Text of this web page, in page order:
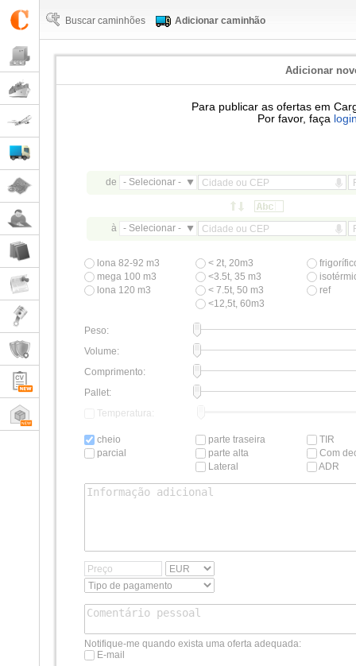
Buscar caminhões Adicionar caminhão
Adicionar
Para publicar as ofertas em
Por favor, faça
de - Selecionar -
à - Selecionar -
lona 82-92 m3
mega 100 m3
lona 120 m3
< 2t, 20m3
<3.5t, 35 m3
< 7.5t, 50 m3
<12,5t, 60m3
ref
Peso:
Volume:
Comprimento:
Pallet:
Temperatura:
cheio
parcial
parte traseira
parte alta
Lateral
TIR
Com
ADR
Notifique-me quando exista uma oferta adequada:
E-mail